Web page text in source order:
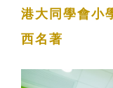
港大同學會小
西名著